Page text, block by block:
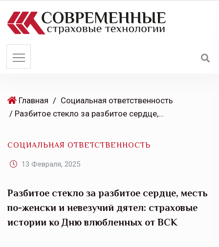
Главная / Социальная ответственность
/ Разбитое стекло за разбитое сердце, месть по-женски и невезучий дятел: страховые истории ко Дню влюбленных от ВСК
СОЦИАЛЬНАЯ ОТВЕТСТВЕННОСТЬ
13 Февраля, 2025
Разбитое стекло за разбитое сердце, месть
по-женски и невезучий дятел: страховые
истории ко Дню влюбленных от ВСК